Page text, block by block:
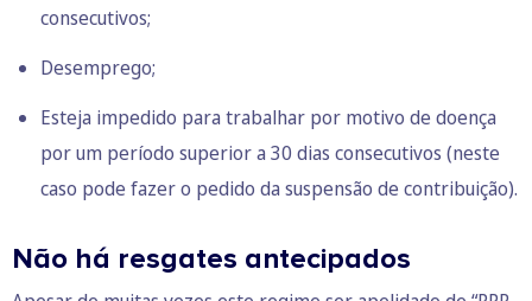
consecutivos;
Desemprego;
Esteja impedido para trabalhar por motivo de doença
por um período superior a 30 dias consecutivos (neste
caso pode fazer o pedido da suspensão de contribuição).
Não há resgates antecipados